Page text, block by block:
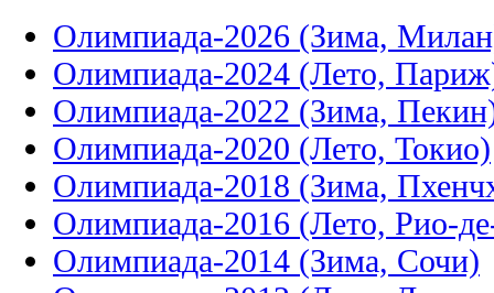
Олимпиада-2026 (Зима,
Олимпиада-2024 (Лето,
Олимпиада-2022 (Зима,
Олимпиада-2020 (Лето, Токио)
Олимпиада-2018 (Зима,
Олимпиада-2016 (Лето, Рио-
Олимпиада-2014 (Зима, Сочи)